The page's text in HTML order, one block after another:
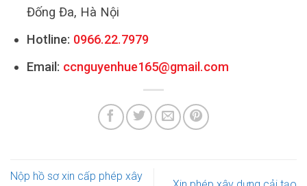
Đống Đa, Hà Nội
Hotline: 0966.22.7979
Email: ccnguyenhue165@gmail.com
Nộp hồ sơ xin cấp phép xây